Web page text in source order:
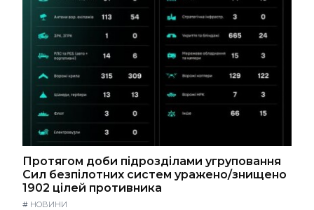
Протягом доби підрозділами угруповання
Сил безпілотних систем уражено/знищено
1902 цілей противника
# НОВИНИ